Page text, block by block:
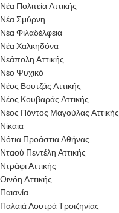
Νέα Πολιτεία Αττικής
Νέα Σμύρνη
Νέα Φιλαδέλφεια
Νέα Χαλκηδόνα
Νεάπολη Αττικής
Νέο Ψυχικό
Νέος Βουτζάς Αττικής
Νέος Κουβαράς Αττικής
Νέος Πόντος Μαγούλας Αττικής
Νίκαια
Νότια Προάστια Αθήνας
Νταού Πεντέλη Αττικής
Ντράφι Αττικής
Οινόη Αττικής
Παιανία
Παλαιά Λουτρά Τροιζηνίας